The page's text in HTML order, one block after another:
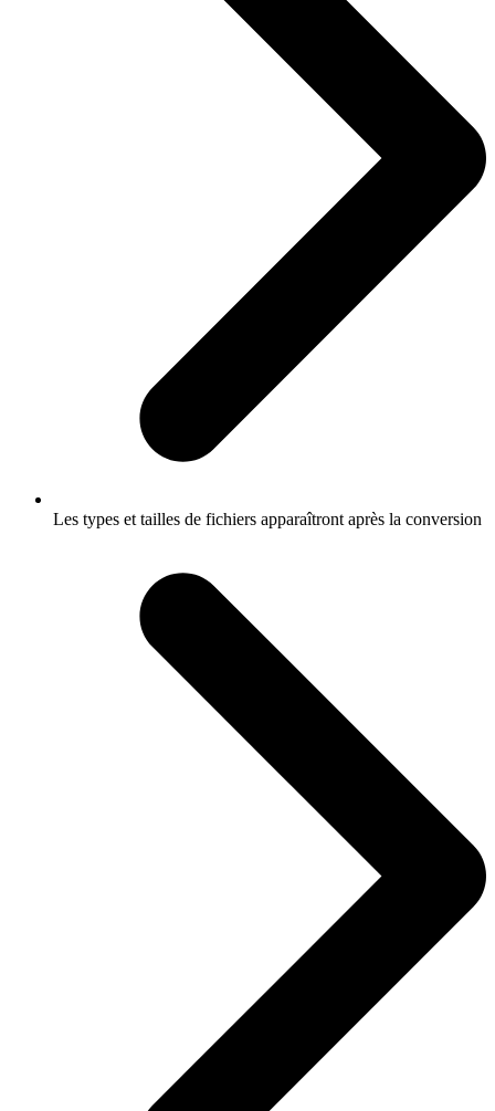
Les types et tailles de fichiers apparaîtront après la conversion